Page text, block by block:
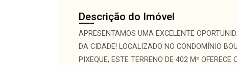
Descrição do Imóvel
APRESENTAMOS UMA EXCELENTE
DA CIDADE! LOCALIZADO NO CONDOMÍNIO
PIXEQUE, ESTE TERRENO DE 402 M²